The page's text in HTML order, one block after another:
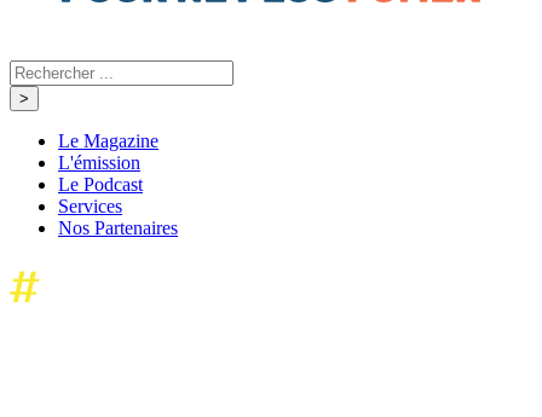
Le Magazine
L'émission
Le Podcast
Services
Nos Partenaires